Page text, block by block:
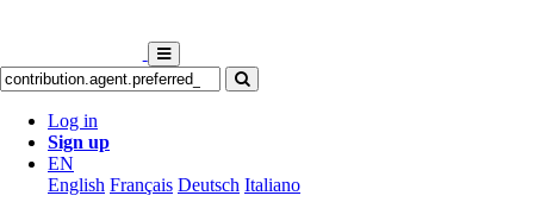
Log in
Sign up
EN
English Français Deutsch Italiano